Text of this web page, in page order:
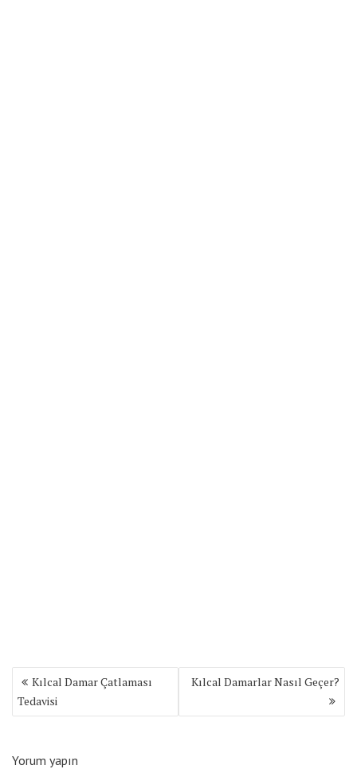
Yazı
gezinmesi
Kılcal Damar Çatlaması
Tedavisi
Kılcal Damarlar Nasıl Geçer?
Yorum yapın